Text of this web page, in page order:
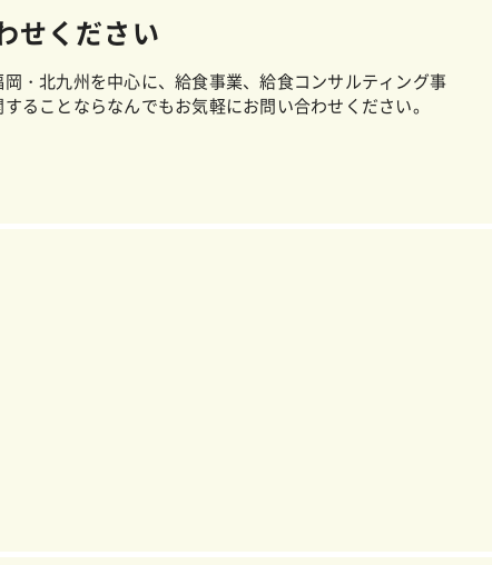
せください
・北九州を中心に、給食事業、給食コンサルティング事
ることならなんでもお気軽にお問い合わせください。